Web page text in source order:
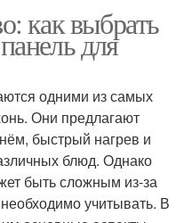
как выбрать
для
одними из самых
Они предлагают
быстрый нагрев и
блюд. Однако
быть сложным из-за
учитывать. В